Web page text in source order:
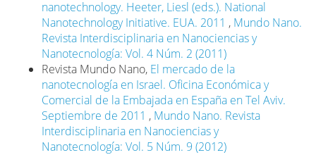
nanotechnology. Heeter, Liesl (eds.). National
Nanotechnology Initiative. EUA. 2011 , Mundo Nano.
Revista Interdisciplinaria en Nanociencias y
Nanotecnología: Vol. 4 Núm. 2 (2011)
Revista Mundo Nano, El mercado de la
nanotecnología en Israel. Oficina Económica y
Comercial de la Embajada en España en Tel Aviv.
Septiembre de 2011 , Mundo Nano. Revista
Interdisciplinaria en Nanociencias y
Nanotecnología: Vol. 5 Núm. 9 (2012)